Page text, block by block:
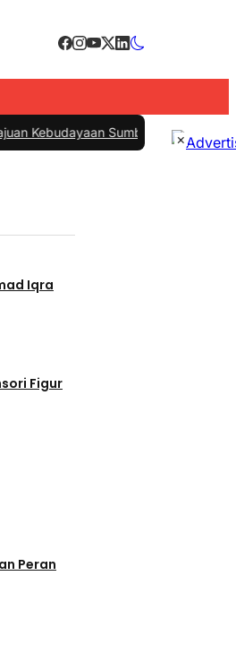
Sumbawa|#3 -Esti Wijayati Janjikan
Iqra
Peran
×